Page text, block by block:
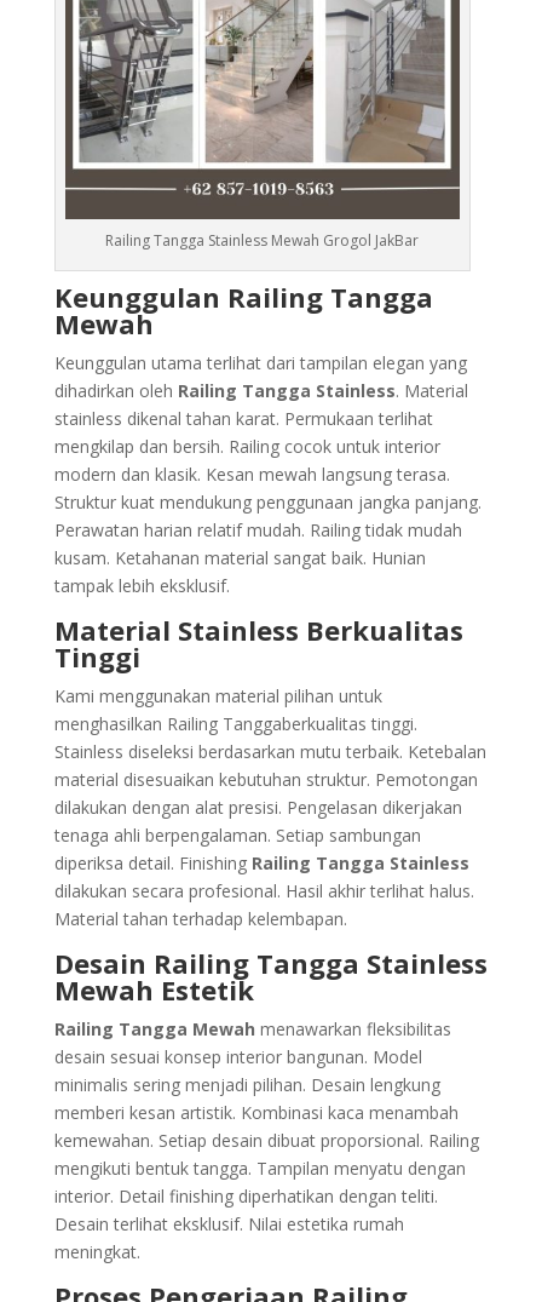
Railing Tangga Stainless Mewah Grogol JakBar
Keunggulan Railing Tangga
Mewah
Keunggulan utama terlihat dari tampilan elegan yang
dihadirkan oleh Railing Tangga Stainless. Material
stainless dikenal tahan karat. Permukaan terlihat
mengkilap dan bersih. Railing cocok untuk interior
modern dan klasik. Kesan mewah langsung terasa.
Struktur kuat mendukung penggunaan jangka panjang.
Perawatan harian relatif mudah. Railing tidak mudah
kusam. Ketahanan material sangat baik. Hunian
tampak lebih eksklusif.
Material Stainless Berkualitas
Tinggi
Kami menggunakan material pilihan untuk
menghasilkan Railing Tanggaberkualitas tinggi.
Stainless diseleksi berdasarkan mutu terbaik. Ketebalan
material disesuaikan kebutuhan struktur. Pemotongan
dilakukan dengan alat presisi. Pengelasan dikerjakan
tenaga ahli berpengalaman. Setiap sambungan
diperiksa detail. Finishing Railing Tangga Stainless
dilakukan secara profesional. Hasil akhir terlihat halus.
Material tahan terhadap kelembapan.
Desain Railing Tangga Stainless
Mewah Estetik
Railing Tangga Mewah menawarkan fleksibilitas
desain sesuai konsep interior bangunan. Model
minimalis sering menjadi pilihan. Desain lengkung
memberi kesan artistik. Kombinasi kaca menambah
kemewahan. Setiap desain dibuat proporsional. Railing
mengikuti bentuk tangga. Tampilan menyatu dengan
interior. Detail finishing diperhatikan dengan teliti.
Desain terlihat eksklusif. Nilai estetika rumah
meningkat.